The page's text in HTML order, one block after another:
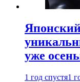
Японский
уже
1 год спустя1